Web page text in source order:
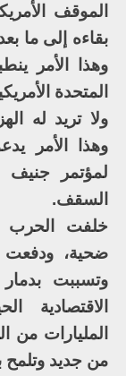
الموقف
بقاءه إلى ما
وهذا الأمر
المتحدة
ولا تريد له
وهذا الأمر
لمؤتمر جنيف
السقف.
خلفت الحرب
ضحية، ودفعت
وتسببت
الاقتصادية
المليارات من
من جديد وتلمح